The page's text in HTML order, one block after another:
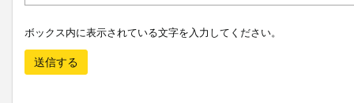
ボックス内に表示されている文字を入力してください。
送信する